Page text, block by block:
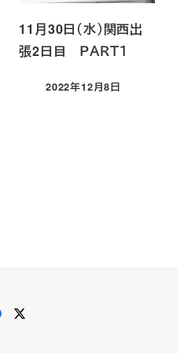
11月30日（水）関西出
張2日目 ＰＡＲＴ１
投稿日
2022年12月8日
Facebook